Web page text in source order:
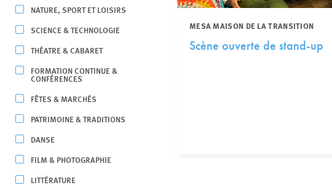
NATURE, SPORT ET LOISIRS
SCIENCE & TECHNOLOGIE
THÉATRE & CABARET
FORMATION CONTINUE &
CONFÉRENCES
FÊTES & MARCHÉS
PATRIMOINE & TRADITIONS
DANSE
FILM & PHOTOGRAPHIE
LITTÉRATURE
MESA MAISON DE LA TRANSITION
Scène ouverte de stand-up